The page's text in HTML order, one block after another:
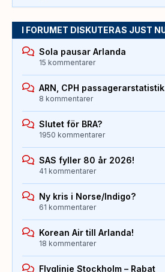
I FORUMET DISKUTERAS JUST
Sola pausar Arlanda
15 kommentarer
ARN, CPH
8 kommentarer
Slutet för BRA?
1950 kommentarer
SAS fyller 80 år 2026!
41 kommentarer
Ny kris i Norse/Indigo?
61 kommentarer
Korean Air till Arlanda!
18 kommentarer
Flyglinje Stockholm – Rabat